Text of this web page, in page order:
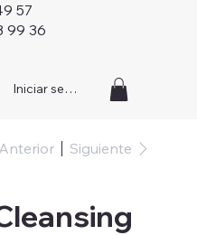
Iniciar sesión
57
99 36
Anterior Siguiente